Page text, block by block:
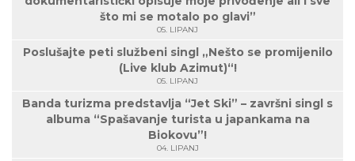
što mi se motalo po glavi”
05. LIPANJ
Poslušajte peti službeni singl „Nešto se promijenilo
(Live klub Azimut)“!
05. LIPANJ
Banda turizma predstavlja “Jet Ski” – završni singl s
albuma “Spašavanje turista u japankama na
Biokovu”!
04. LIPANJ